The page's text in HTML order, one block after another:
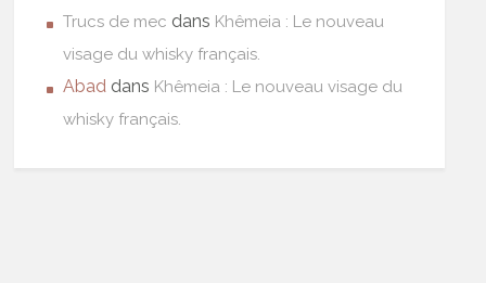
Trucs de mec dans Khêmeia : Le nouveau
visage du whisky français.
Abad dans Khêmeia : Le nouveau visage du
whisky français.